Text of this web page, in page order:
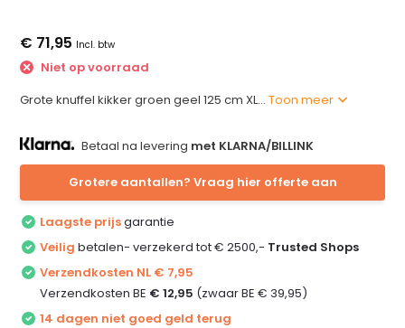
€ 71,95 Incl. btw
Niet op voorraad
Grote knuffel kikker groen geel 125 cm XL...Toon meer
Betaal na levering met KLARNA/BILLINK
Grotere aantallen? Vraag hier offerte aan
Laagste prijsgarantie
Veilig betalen- verzekerd tot € 2500,- Trusted Shops
Verzendkosten NL € 7,95
Verzendkosten BE € 12,95 (zwaar BE € 39,95)
14 dagen niet goed geld terug